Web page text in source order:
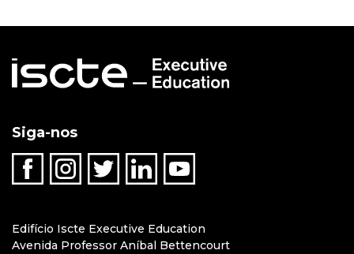
Siga-nos
Edifício Iscte Executive Education
Avenida Professor Aníbal Bettencourt